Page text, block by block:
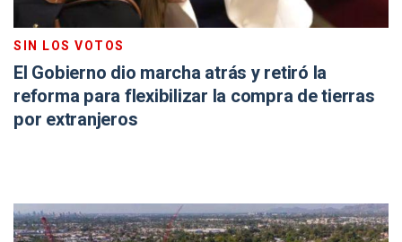
SIN LOS VOTOS
El Gobierno dio marcha atrás y retiró la
reforma para flexibilizar la compra de tierras
por extranjeros